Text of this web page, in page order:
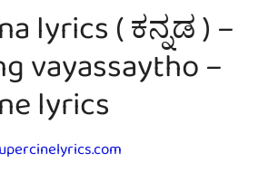
lyrics ( ಕನ್ನಡ ) –
vayassaytho –
lyrics